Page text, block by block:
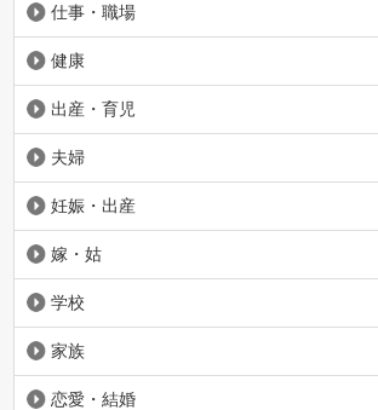
仕事・職場
健康
出産・育児
夫婦
妊娠・出産
嫁・姑
学校
家族
恋愛・結婚